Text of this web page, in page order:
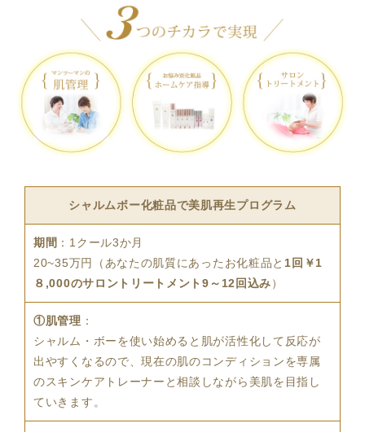
シャルムボー化粧品で美肌再生プログラム
期間 ：1クール3か月
20~35万円（あなたの肌質にあったお化粧品と 1回￥1
８,000のサロントリートメント9～12回込み）
①肌管理 ：
シャルム・ボーを使い始めると肌が活性化して反応が
出やすくなるので、現在の肌のコンディションを専属
のスキンケアトレーナーと相談しながら美肌を目指し
ていきます。